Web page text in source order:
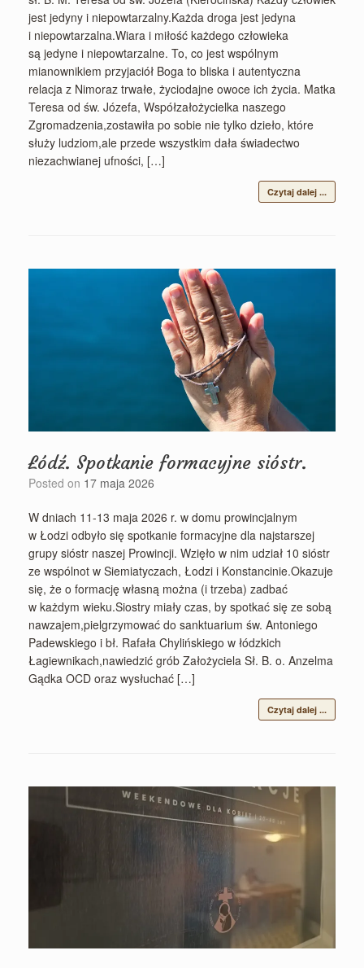
jest jedyny i niepowtarzalny.Każda droga jest jedyna
i niepowtarzalna.Wiara i miłość każdego człowieka
są jedyne i niepowtarzalne. To, co jest wspólnym
mianownikiem przyjaciół Boga to bliska i autentyczna
relacja z Nimoraz trwałe, życiodajne owoce ich życia. Matka
Teresa od św. Józefa, Współzałożycielka naszego
Zgromadzenia,zostawiła po sobie nie tylko dzieło, które
służy ludziom,ale przede wszystkim dała świadectwo
niezachwianej ufności, […]
Czytaj dalej ...
Łódź. Spotkanie formacyjne sióstr.
Posted on 17 maja 2026
W dniach 11-13 maja 2026 r. w domu prowincjalnym
w Łodzi odbyło się spotkanie formacyjne dla najstarszej
grupy sióstr naszej Prowincji. Wzięło w nim udział 10 sióstr
ze wspólnot w Siemiatyczach, Łodzi i Konstancinie.Okazuje
się, że o formację własną można (i trzeba) zadbać
w każdym wieku.Siostry miały czas, by spotkać się ze sobą
nawzajem,pielgrzymować do sanktuarium św. Antoniego
Padewskiego i bł. Rafała Chylińskiego w łódzkich
Łagiewnikach,nawiedzić grób Założyciela Sł. B. o. Anzelma
Gądka OCD oraz wysłuchać […]
Czytaj dalej ...